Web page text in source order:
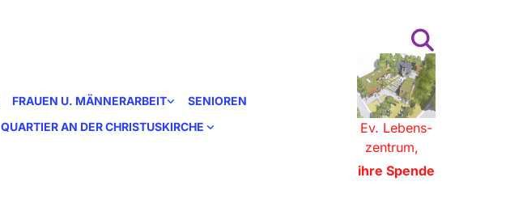
FRAUEN U. MÄNNERARBEIT
SENIOREN
QUARTIER AN DER CHRISTUSKIRCHE
Ev. Lebens-
zentrum,
ihre Spende